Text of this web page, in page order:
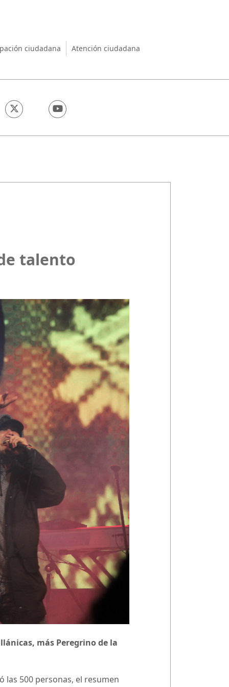
ciudadana Atención ciudadana
talento
más Peregrino de la
las 500 personas, el resumen